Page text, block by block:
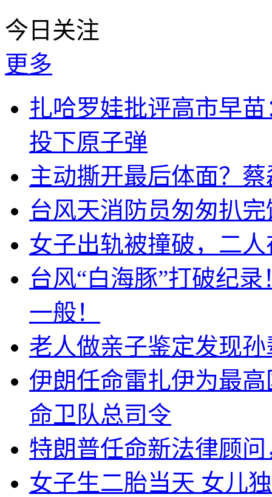
今日关注
更多
扎哈罗娃批评高市早
投下原子弹
主动撕开最后体面？
台风天消防员匆匆扒
女子出轨被撞破，二
台风“白海豚”打破纪
一般！
老人做亲子鉴定发现
伊朗任命雷扎伊为最
命卫队总司令
特朗普任命新法律顾
女子生二胎当天 女儿